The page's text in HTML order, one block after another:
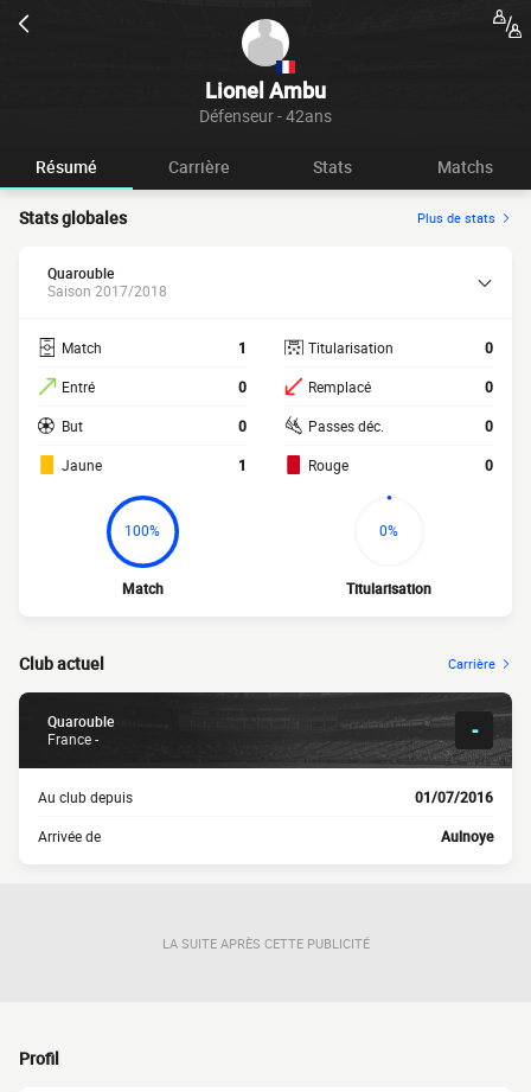
Lionel Ambu
Défenseur - 42ans
Résumé Carrière Stats Matchs
Stats globales Plus de stats
Quarouble
Saison 2017/2018
Match 1
Entré 0
But 0
Jaune 1
Titularisation 0
Remplacé 0
Passes déc. 0
Rouge 0
100%
Match
0%
Titularisation
Club actuel Carrière
Quarouble
France -
-
Au club depuis 01/07/2016
Arrivée de Aulnoye
LA SUITE APRÈS CETTE PUBLICITÉ
Profil